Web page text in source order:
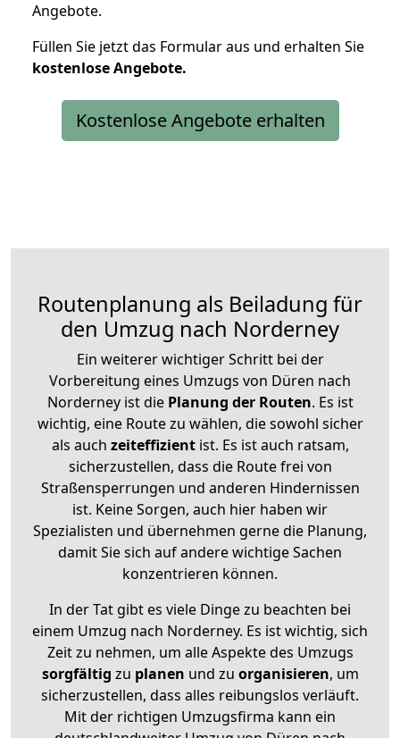
Angebote.
Füllen Sie jetzt das Formular aus und erhalten Sie
kostenloseAngebote.
Kostenlose Angebote erhalten
Routenplanung als Beiladung für
den Umzug nach Norderney
Ein weiterer wichtiger Schritt bei der
Vorbereitung eines Umzugs von Düren nach
Norderney ist diePlanung der Routen. Es ist
wichtig, eine Route zu wählen, die sowohl sicher
als auch zeiteffizientist. Es ist auch ratsam,
sicherzustellen, dass die Route frei von
Straßensperrungen und anderen Hindernissen
ist. Keine Sorgen, auch hier haben wir
Spezialisten und übernehmen gerne die Planung,
damit Sie sich auf andere wichtige Sachen
konzentrieren können.
In der Tat gibt es viele Dinge zu beachten bei
einem Umzug nach Norderney. Es ist wichtig, sich
Zeit zu nehmen, um alle Aspekte des Umzugs
sorgfältig zu planen und zu organisieren, um
sicherzustellen, dass alles reibungslos verläuft.
Mit der richtigen Umzugsfirma kann ein